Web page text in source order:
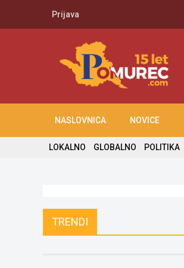
Prijava
NASLOVNICA NOVICE
LOKALNO GLOBALNO POLITIKA
TRENDI